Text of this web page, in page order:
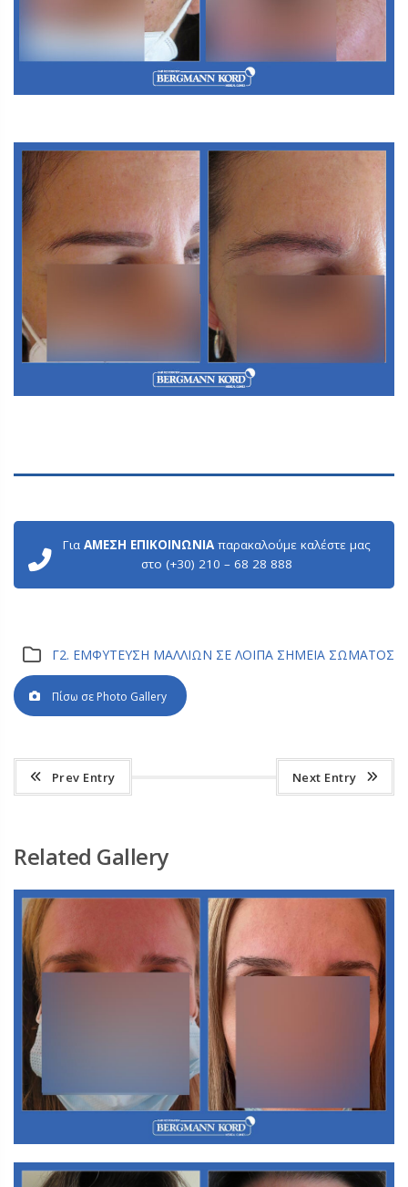
Για ΑΜΕΣΗ ΕΠΙΚΟΙΝΩΝΙΑπαρακαλούμε καλέστε μας
στο (+30) 210 – 68 28 888
Γ2. ΕΜΦΥΤΕΥΣΗ ΜΑΛΛΙΩΝ ΣΕ ΛΟΙΠΑ ΣΗΜΕΙΑ ΣΩΜΑΤΟΣ
Πίσω σε Photo Gallery
Prev Entry Next Entry
Related Gallery